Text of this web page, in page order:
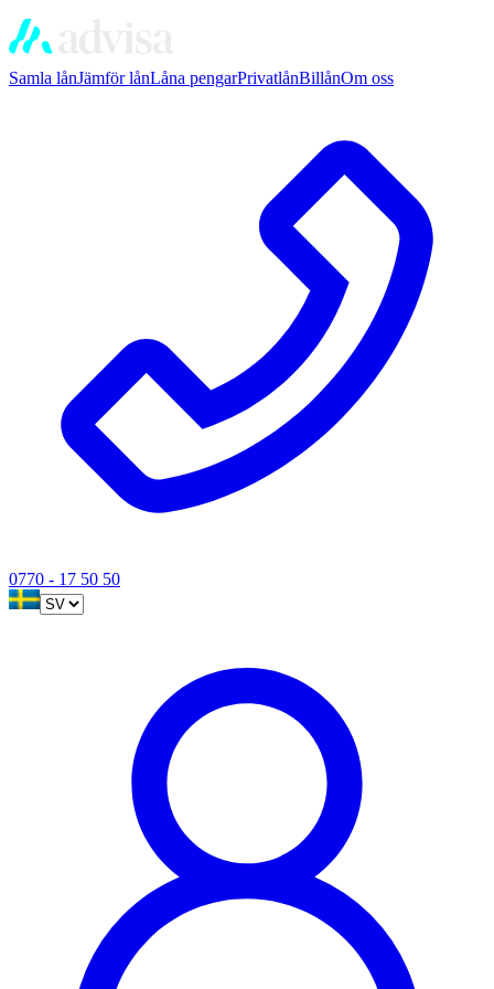
Samla lånJämför lånLåna pengarPrivatlånBillånOm oss
0770 - 17 50 50